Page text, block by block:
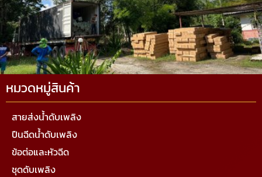
หมวดหมู่สินค้า
สายส่งน้ำดับเพลิง
ปืนฉีดน้ำดับเพลิง
ข้อต่อและหัวฉีด
ชุดดับเพลิง